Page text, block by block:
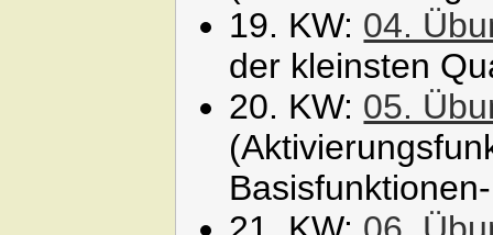
19. KW: 04.
der kleinsten
20. KW: 05.